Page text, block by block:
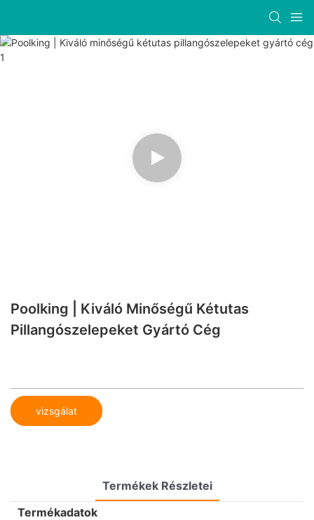
Poolking | Kiváló Minőségű Kétutas
Pillangószelepeket Gyártó Cég
vizsgálat
Termékek Részletei
Termékadatok